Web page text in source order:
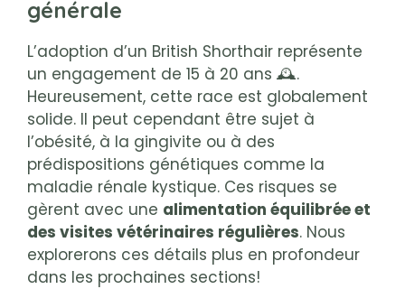
générale
L’adoption d’un British Shorthair représente
un engagement de 15 à 20 ans 🕰️.
Heureusement, cette race est globalement
solide. Il peut cependant être sujet à
l’obésité, à la gingivite ou à des
prédispositions génétiques comme la
maladie rénale kystique. Ces risques se
gèrent avec une alimentation équilibrée et
des visites vétérinaires régulières. Nous
explorerons ces détails plus en profondeur
dans les prochaines sections!